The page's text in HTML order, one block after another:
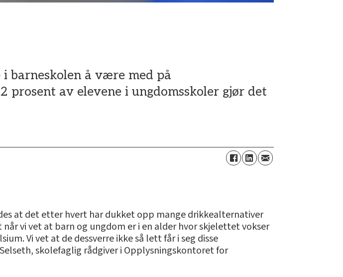
i barneskolen å være med på
prosent av elevene i ungdomsskoler gjør det
at det etter hvert har dukket opp mange drikkealternativer
vi vet at barn og ungdom er i en alder hvor skjelettet vokser
Vi vet at de dessverre ikke så lett får i seg disse
skolefaglig rådgiver i Opplysningskontoret for